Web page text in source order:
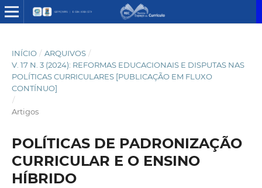
INÍCIO / ARQUIVOS /
V. 17 N. 3 (2024): REFORMAS EDUCACIONAIS E DISPUTAS NAS
POLÍTICAS CURRICULARES [PUBLICAÇÃO EM FLUXO
CONTÍNUO]
/
Artigos
POLÍTICAS DE PADRONIZAÇÃO
CURRICULAR E O ENSINO
HÍBRIDO